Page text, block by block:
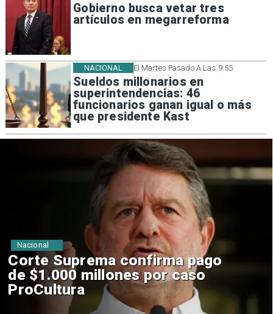
Gobierno busca vetar tres
artículos en megarreforma
El Martes Pasado A Las 9:55
Sueldos millonarios en
superintendencias: 46
funcionarios ganan igual o más
que presidente Kast
NACIONAL
Codelco suspende
construcción de Andes Norte
en El Teniente por riesgos
sísmicos
Nacional